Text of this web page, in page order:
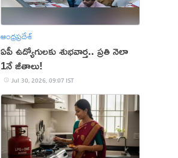
ఆంధ్రప్రదేశ్
ఏపీ ఉద్యోగులకు శుభవార్త.. ప్రతి నెలా
1నే జీతాలు!
Jul 30, 2026, 09:07 IST